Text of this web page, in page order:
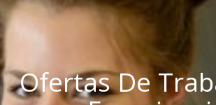
Ofertas De